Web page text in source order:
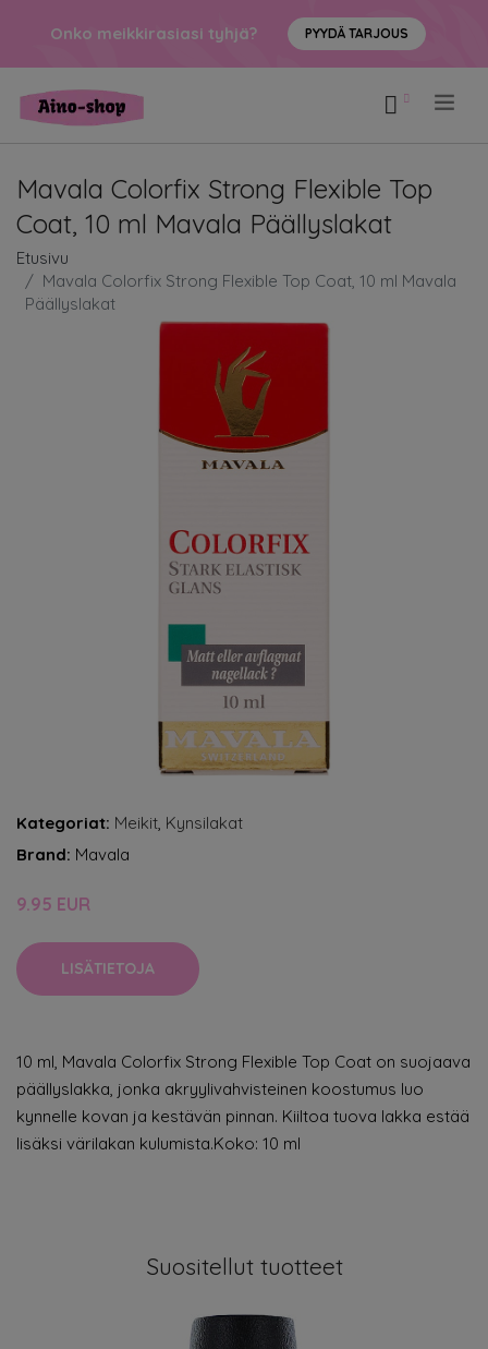
Onko meikkirasiasi tyhjä? PYYDÄ TARJOUS
Mavala Colorfix Strong Flexible Top
Coat, 10 ml Mavala Päällyslakat
Etusivu
Mavala Colorfix Strong Flexible Top Coat, 10 ml Mavala
Päällyslakat
Kategoriat: Meikit, Kynsilakat
Brand: Mavala
9.95 EUR
LISÄTIETOJA
10 ml, Mavala Colorfix Strong Flexible Top Coat on suojaava
päällyslakka, jonka akryylivahvisteinen koostumus luo
kynnelle kovan ja kestävän pinnan. Kiiltoa tuova lakka estää
lisäksi värilakan kulumista.Koko: 10 ml
Suositellut tuotteet